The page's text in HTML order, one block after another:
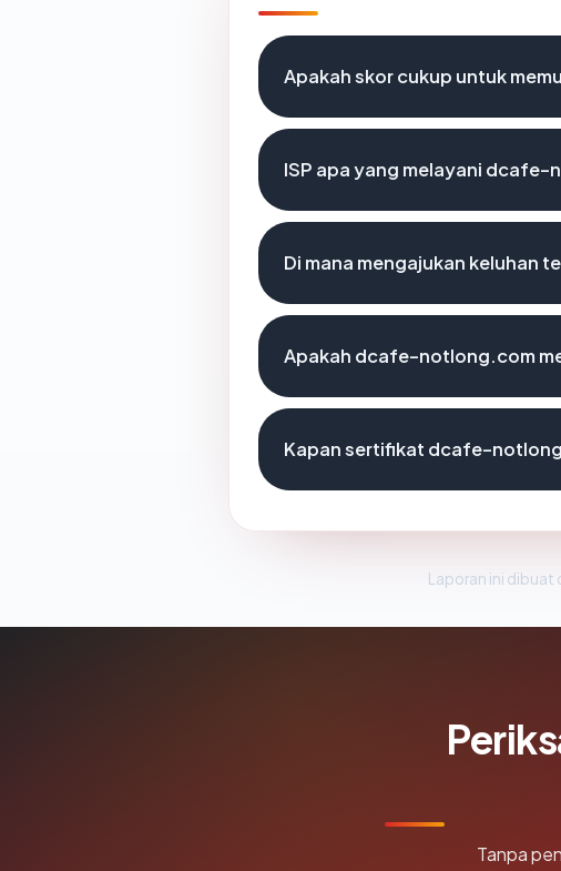
Apakah skor cukup untuk
ISP apa yang melayani dcafe-
Di mana mengajukan
Apakah dcafe-notlong.com
Kapan sertifikat dcafe-
Laporan ini dibuat
Tanpa